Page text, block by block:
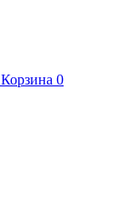
Корзина 0